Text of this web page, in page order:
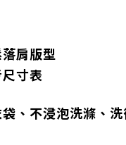
肩版型
寸表
、不浸泡洗滌、